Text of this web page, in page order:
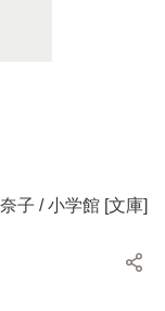
子 / 小学館 [文庫]